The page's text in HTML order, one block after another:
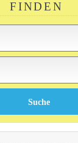
FINDEN